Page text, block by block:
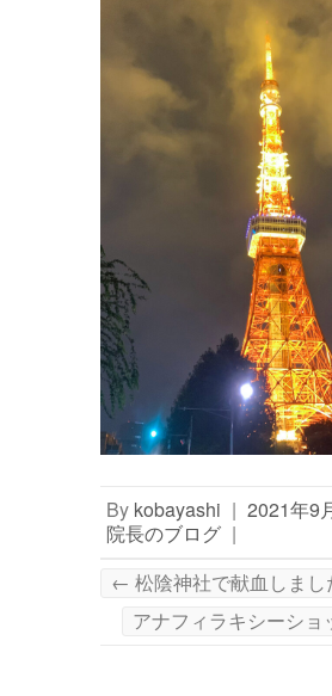
By kobayashi | 2021年9
院長のブログ |
← 松陰神社で献血しまし
アナフィラキシーショ